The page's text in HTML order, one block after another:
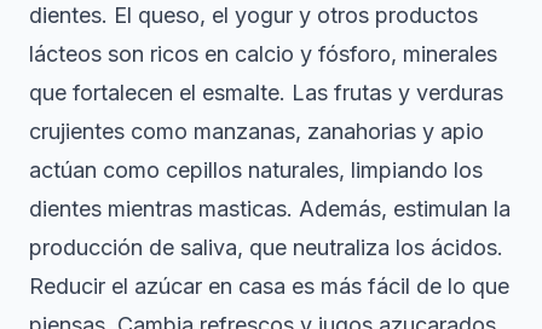
dientes. El queso, el yogur y otros productos
lácteos son ricos en calcio y fósforo, minerales
que fortalecen el esmalte. Las frutas y verduras
crujientes como manzanas, zanahorias y apio
actúan como cepillos naturales, limpiando los
dientes mientras masticas. Además, estimulan la
producción de saliva, que neutraliza los ácidos.
Reducir el azúcar en casa es más fácil de lo que